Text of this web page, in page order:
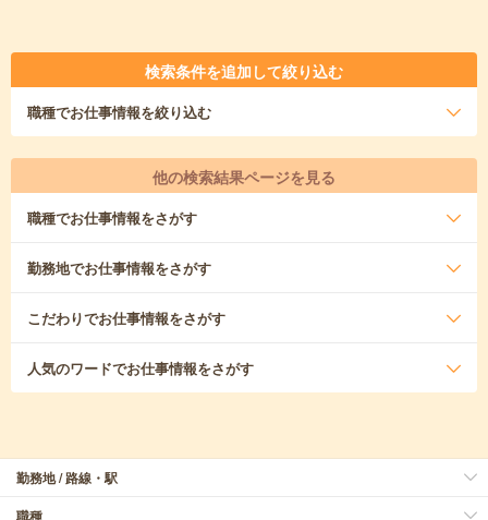
検索条件を追加して絞り込む
職種でお仕事情報を絞り込む
他の検索結果ページを見る
職種でお仕事情報をさがす
勤務地でお仕事情報をさがす
こだわりでお仕事情報をさがす
人気のワードでお仕事情報をさがす
勤務地 / 路線・駅
職種